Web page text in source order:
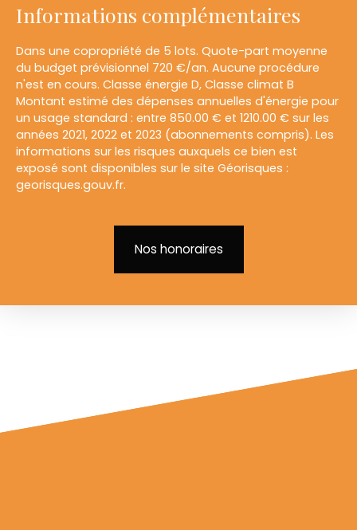
Informations complémentaires
Dans une copropriété de 5 lots. Quote-part moyenne
du budget prévisionnel 720 €/an. Aucune procédure
n'est en cours. Classe énergie D, Classe climat B
Montant estimé des dépenses annuelles d'énergie pour
un usage standard : entre 850.00 € et 1210.00 € sur les
années 2021, 2022 et 2023 (abonnements compris). Les
informations sur les risques auxquels ce bien est
exposé sont disponibles sur le site Géorisques :
georisques.gouv.fr.
Nos honoraires